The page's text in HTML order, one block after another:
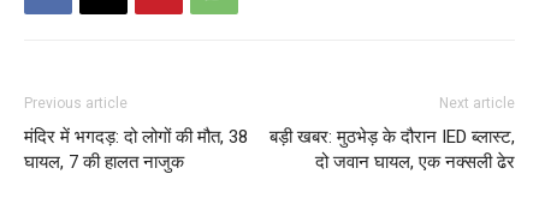
Previous article
मंदिर में भगदड़: दो लोगों की मौत, 38
घायल, 7 की हालत नाजुक
Next article
बड़ी खबर: मुठभेड़ के दौरान IED ब्लास्ट,
दो जवान घायल, एक नक्सली ढेर